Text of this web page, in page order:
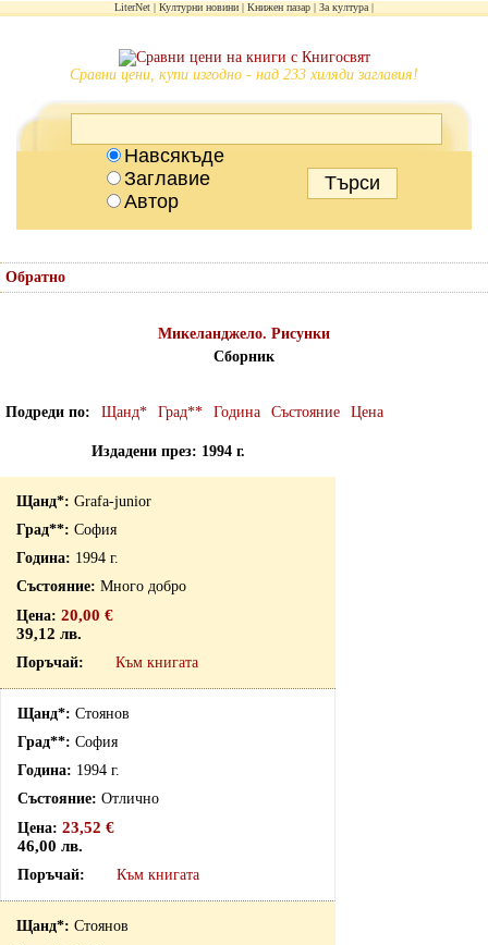
LiterNet Културни новини Книжен пазар За култура
Сравни цени, купи изгодно - над 233 хиляди заглавия!
Навсякъде
Заглавие
Автор
Обратно
Микеланджело. Рисунки
Сборник
Подреди по Щанд* Град** Година Състояние Цена
Издадени през: 1994 г.
Grafa-junior
София
1994 г.
Много добро
20,00 €
39,12 лв.
Към книгата
Стоянов
София
1994 г.
Отлично
23,52 €
46,00 лв.
Към книгата
Стоянов